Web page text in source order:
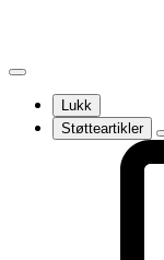
Lukk
Støtteartikler